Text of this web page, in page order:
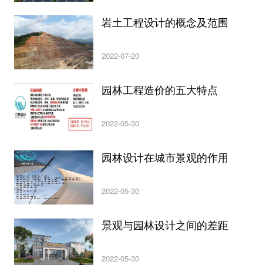
岩土工程设计的概念及范围
2022-07-20
园林工程造价的五大特点
2022-05-30
园林设计在城市景观的作用
2022-05-30
景观与园林设计之间的差距
2022-05-30